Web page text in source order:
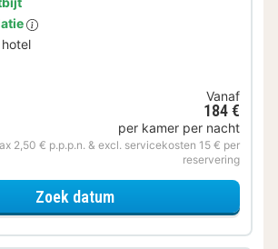
Vanaf
184 €
per kamer per nacht
2,50 € p.p.p.n. & excl. servicekosten 15 € per
reservering
Zoek datumvoor Verblijf & Diner